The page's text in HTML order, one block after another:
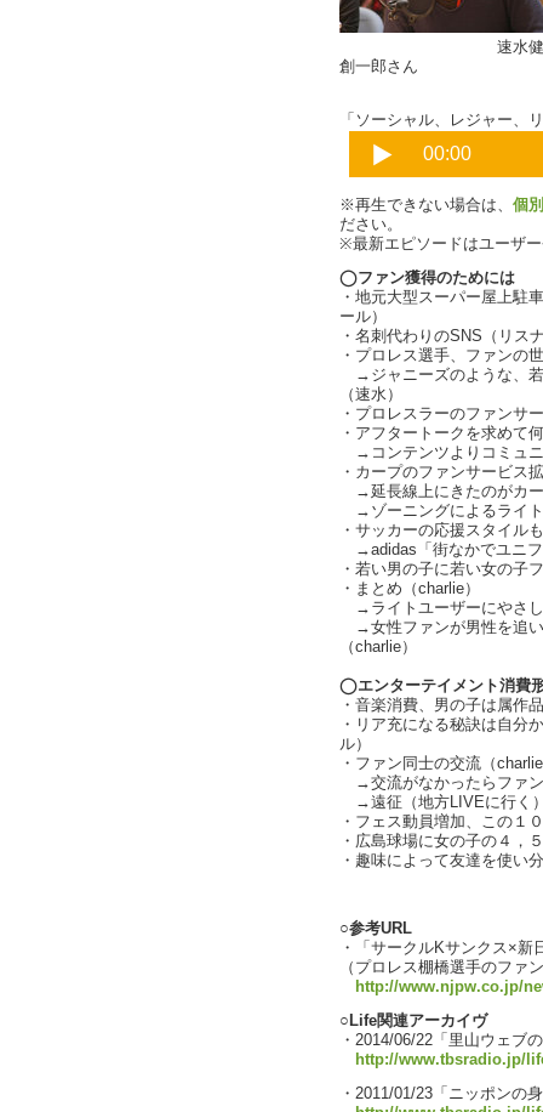
速水健
創一郎さん
「ソーシャル、レジャー、
※再生できない場合は、 個
ださい。
※最新エピソードはユーザ
◯ファン獲得のためには
・地元大型スーパー屋上駐
ール）
・名刺代わりのSNS（リス
・プロレス選手、ファンの
→ジャニーズのような、若
（速水）
・プロレスラーのファンサ
・アフタートークを求めて
→コンテンツよりコミュ
・カープのファンサービス
→延長線上にきたのがカ
→ゾーニングによるライト
・サッカーの応援スタイル
→adidas「街なかでユニフ
・若い男の子に若い女の子
・まとめ（charlie）
→ライトユーザーにやさ
→女性ファンが男性を追い
（charlie）
◯エンターテイメント消費
・音楽消費、男の子は属作
・リア充になる秘訣は自分
ル）
・ファン同士の交流（
→交流がなかったらファ
→遠征（地方LIVEに行く
・フェス動員増加、この１
・広島球場に女の子の４，
・趣味によって友達を使い
○参考URL
・「サークルKサンクス×
（プロレス棚橋選手のファ
http://www.njpw.co.jp/
○Life関連アーカイヴ
・2014/06/22「里山ウェブ
http://www.tbsradio.jp/
・2011/01/23「ニッポンの